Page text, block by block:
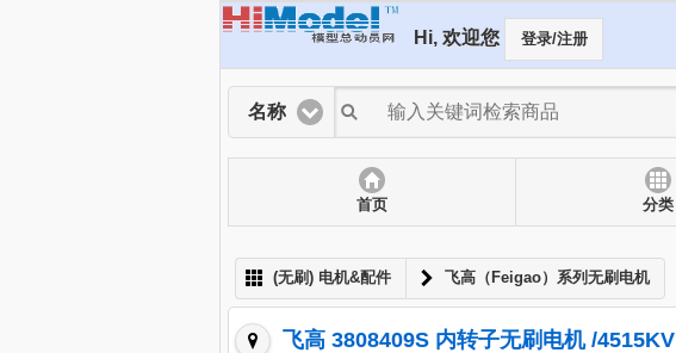
Hi, 欢迎您 登录/注册
名称
首页 分类
(无刷) 电机&配件 飞高（Feigao）系列无刷电机
飞高 3808409S 内转子无刷电机 /4515KV